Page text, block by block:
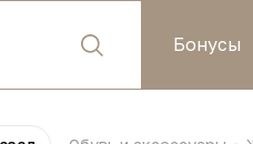
Бонусы